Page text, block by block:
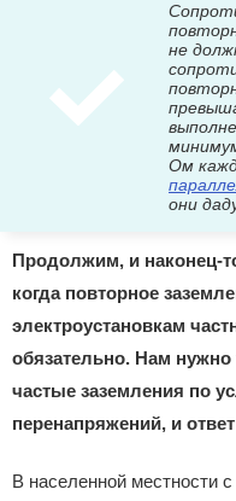
не
Ом
они
Продолжим, и наконец-
когда повторное
электроустановкам
обязательно. Нам нужно
частые заземления по
перенапряжений, и
В населенной местности